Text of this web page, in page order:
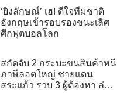
‘ยิ่งลักษณ์’ เฮ! ดีใจทีมชาติ
อังกฤษเข้ารอบรองชนะเลิศ
ศึกฟุตบอลโลก
สกัดจับ 2 กระบะขนสินค้าหนี
ภาษีลอตใหญ่ ชายแดน
สระแก้ว รวบ 3 ผู้ต้องหา ล่า